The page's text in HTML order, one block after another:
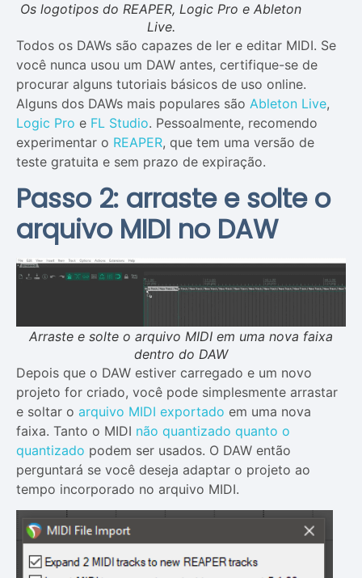
Os logotipos do REAPER, Logic Pro e Ableton
Live.
Todos os DAWs são capazes de ler e editar MIDI. Se
você nunca usou um DAW antes, certifique-se de
procurar alguns tutoriais básicos de uso online.
Alguns dos DAWs mais populares são Ableton Live,
Logic Pro e FL Studio. Pessoalmente, recomendo
experimentar o REAPER, que tem uma versão de
teste gratuita e sem prazo de expiração.
Passo 2: arraste e solte o
arquivo MIDI no DAW
Arraste e solte o arquivo MIDI em uma nova faixa
dentro do DAW
Depois que o DAW estiver carregado e um novo
projeto for criado, você pode simplesmente arrastar
e soltar o arquivo MIDI exportado em uma nova
faixa. Tanto o MIDI não quantizado quanto o
quantizado podem ser usados. O DAW então
perguntará se você deseja adaptar o projeto ao
tempo incorporado no arquivo MIDI.